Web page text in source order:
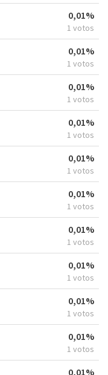
0,01%
1 votos
0,01%
1 votos
0,01%
1 votos
0,01%
1 votos
0,01%
1 votos
0,01%
1 votos
0,01%
1 votos
0,01%
1 votos
0,01%
1 votos
0,01%
1 votos
0,01%